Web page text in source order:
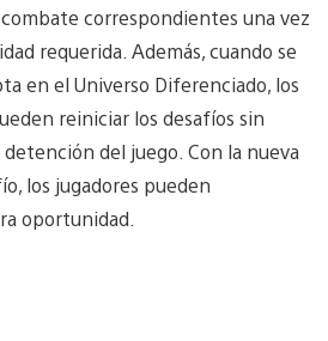
correspondientes una vez
requerida. Además, cuando se
en el Universo Diferenciado, los
reiniciar los desafíos sin
del juego. Con la nueva
los jugadores pueden
oportunidad.